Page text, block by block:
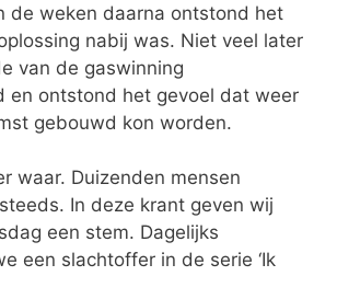
de weken daarna ontstond het
nabij was. Niet veel later
van de gaswinning
en ontstond het gevoel dat weer
gebouwd kon worden.
waar. Duizenden mensen
In deze krant geven wij
een stem. Dagelijks
een slachtoffer in de serie ‘Ik